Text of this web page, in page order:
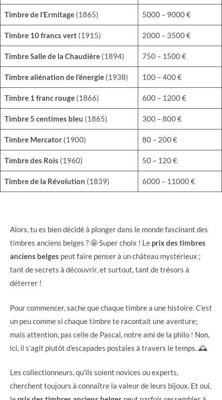
Timbre de l’Ermitage(1865) 5000 – 9000 €
Timbre 10 francs vert(1915) 2000 – 3500 €
Timbre Salle de la Chaudière(1894) 750 – 1500 €
Timbre aliénation de l’énergie(1938) 100 – 400 €
Timbre 1 franc rouge(1866) 600 – 1200 €
Timbre 5 centimes bleu (1865) 300 – 800 €
Timbre Mercator(1900) 80 – 200 €
Timbre des Rois (1960) 50 – 120 €
Timbre de la Révolution (1839) 6000 – 11000 €
Alors, tu es bien décidé à plonger dans le monde fascinant des
timbres anciens belges ? 🤩 Super choix ! Le prix des timbres
anciens belges peut faire penser à un château mystérieux ;
tant de secrets à découvrir, et surtout, tant de trésors à
déterrer !
Pour commencer, sache que chaque timbre a une histoire. C’est
un peu comme si chaque timbre te racontait une aventure;
mais attention, pas celle de Pascal, notre ami de la philo ! Non,
ici, il s’agit plutôt d’escapades postales à travers le temps. 🕰️
Les collectionneurs, qu’ils soient novices ou experts,
cherchent toujours à connaître la valeur de leurs bijoux. Et oui,